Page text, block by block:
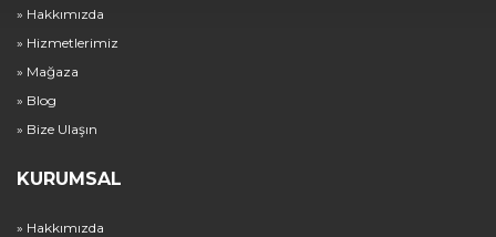
» Hakkımızda
» Hizmetlerimiz
» Mağaza
» Blog
» Bize Ulaşın
KURUMSAL
» Hakkımızda